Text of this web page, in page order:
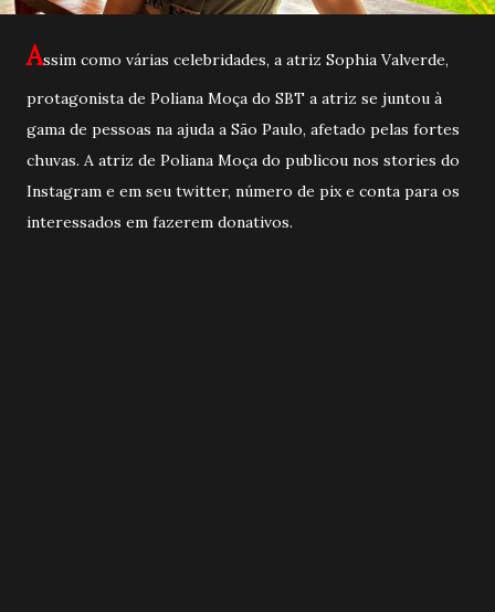
Assim como várias celebridades, a atriz Sophia Valverde,
protagonista de Poliana Moça do SBT a atriz se juntou à
gama de pessoas na ajuda a São Paulo, afetado pelas fortes
chuvas. A atriz de Poliana Moça do publicou nos stories do
Instagram e em seu twitter, número de pix e conta para os
interessados em fazerem donativos.